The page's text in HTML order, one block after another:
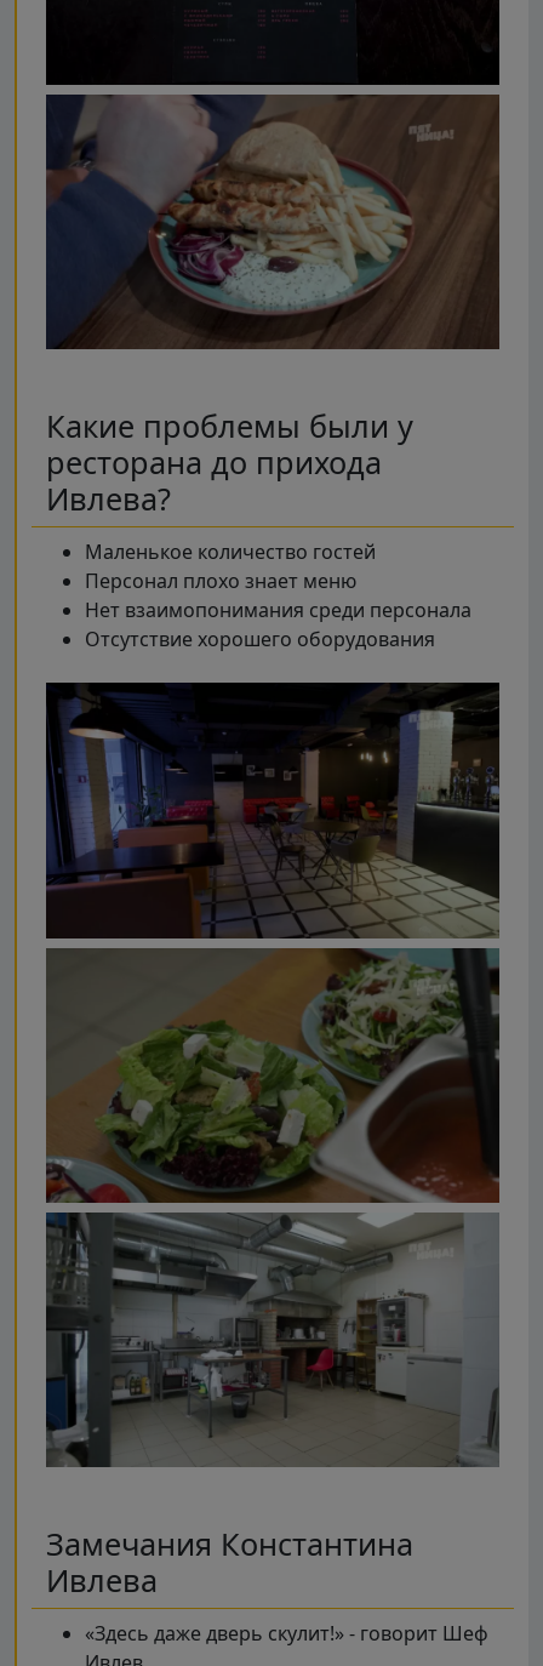
Какие проблемы были у
ресторана до прихода
Ивлева?
Маленькое количество гостей
Персонал плохо знает меню
Нет взаимопонимания среди персонала
Отсутствие хорошего оборудования
Замечания Константина
Ивлева
«Здесь даже дверь скулит!» - говорит Шеф